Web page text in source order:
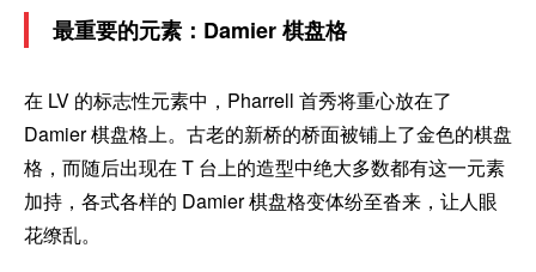
最重要的元素：Damier 棋盘格
在 LV 的标志性元素中，Pharrell 首秀将重心放在了
Damier 棋盘格上。古老的新桥的桥面被铺上了金色的棋盘
格，而随后出现在 T 台上的造型中绝大多数都有这一元素
加持，各式各样的 Damier 棋盘格变体纷至沓来，让人眼
花缭乱。